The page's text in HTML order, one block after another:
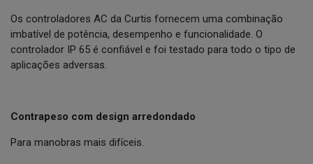
Os controladores AC da Curtis fornecem uma combinação
imbatível de potência, desempenho e funcionalidade. O
controlador IP 65 é confiável e foi testado para todo o tipo de
aplicações adversas.
Contrapeso com design arredondado
Para manobras mais difíceis.